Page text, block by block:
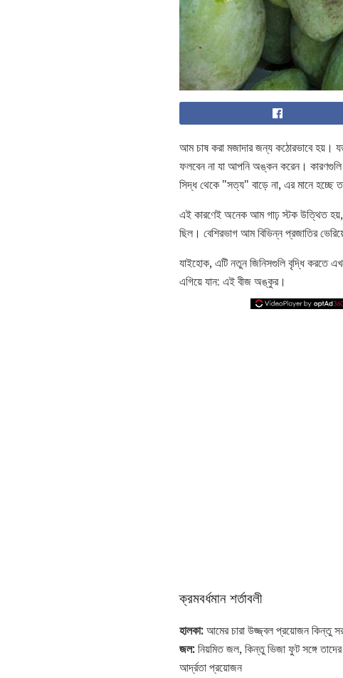
আম চাষ করা মজাদার জন্য কঠোরভাবে হয়।
ফলবেন না যা আপনি অঙ্কন করেন।
সিদ্ধ থেকে "সত্য" বাড়ে না, এর মানে হচ্ছে
এই কারণেই অনেক আম গাঢ় স্টক উত্থিত হয়,
ছিল। বেশিরভাগ আম বিভিন্ন প্রজাতির
যাইহোক, এটি নতুন জিনিসগুলি বৃদ্ধি করতে
এগিয়ে যান: এই বীজ অঙ্কুর।
ক্রমবর্ধমান শর্তাবলী
হালকা: আমের চারা উজ্জ্বল প্রয়োজন কিন্তু
জল: নিয়মিত জল, কিন্তু ভিজা ফুট সঙ্গে
আর্দ্রতা প্রয়োজন